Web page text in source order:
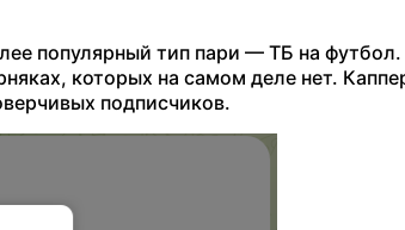
популярный тип пари — ТБ на
которых на самом деле нет.
подписчиков.